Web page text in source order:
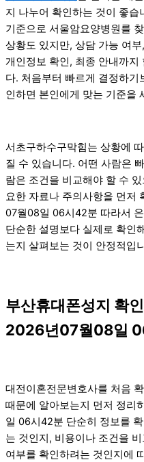
지 나누어 확인하는 것이 좋
기준으로 서울암요양병원를
상황도 있지만, 상담 가능 여
개인정보 확인, 최종 안내까
다. 처음부터 빠르게 결정하
인하면 본인에게 맞는 기준을
서초구하수구막힘는 상황에
질 수 있습니다. 어떤 사람은
람은 조건을 비교해야 할 수
요한 자료나 주의사항을 먼저
07월08일 06시42분 따라서
단순한 설명보다 실제로 확인
는지 살펴보는 것이 안정적입
부산휴대폰성지 확
2026년07월08일
대전이혼전문변호사를 처음
때문에 알아보는지 먼저 정리
일 06시42분 단순히 정보를
는 것인지, 비용이나 조건을
여부를 확인하려는 것인지에